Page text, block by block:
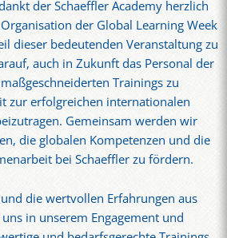
der Schaeffler Academy herzlich
der Global Learning Week
dieser bedeutenden Veranstaltung zu
auch in Zukunft das Personal der
Trainings zu
zur erfolgreichen internationalen
Gemeinsam werden wir
die globalen Kompetenzen und die
bei Schaeffler zu fördern.
die wertvollen Erfahrungen aus
in unserem Engagement und